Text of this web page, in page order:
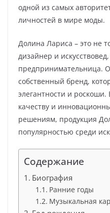
одной из самых
личностей в мире моды.
Долина Лариса – это не
дизайнер и
предпринимательница.
собственный бренд,
элегантности и
качеству и
решениям, продукция
популярностью среди
Содержание
Биография
Ранние годы
Музыкальная